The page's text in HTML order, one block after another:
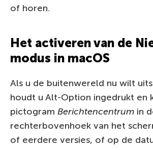
of horen.
Het activeren van de
modus in macOS
Als u de buitenwereld nu wilt
houdt u Alt-Option ingedrukt en
pictogram Berichtencentrum in
rechterbovenhoek van het
of eerdere versies, of op de